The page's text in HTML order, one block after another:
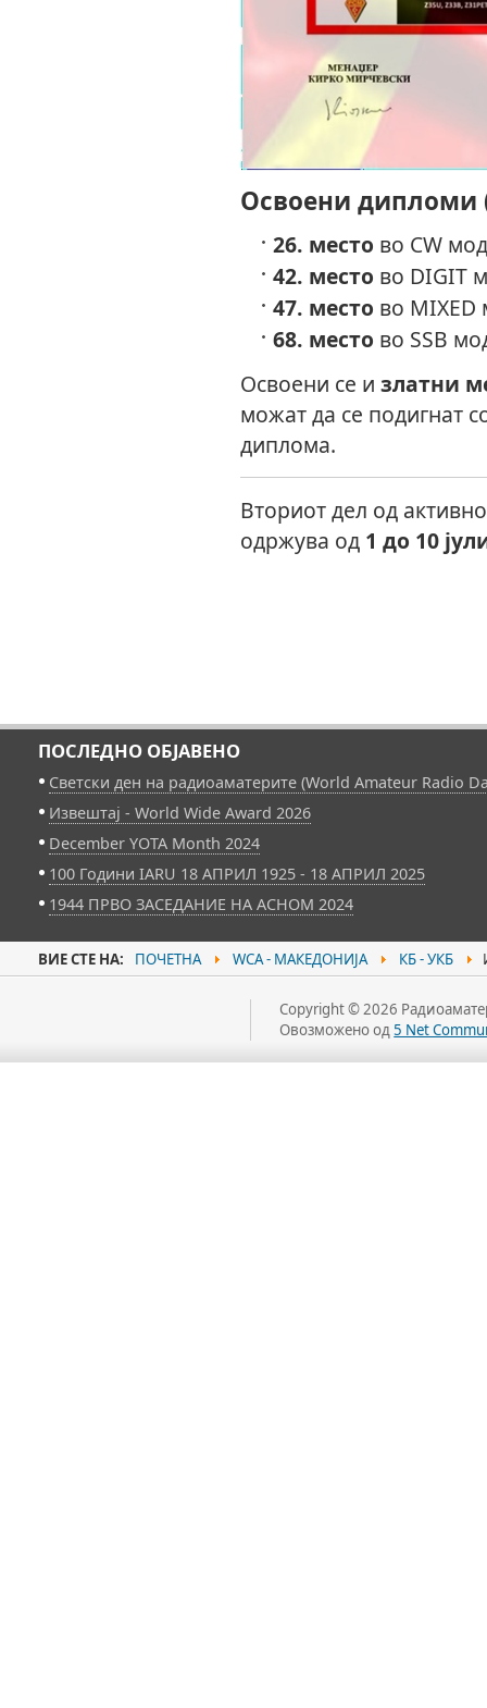
Освоени дипломи
26. место во CW
42. место во DIGIT
47. место во MIXED
68. место во SSB
Освоени се и златни
можат да се подигнат
диплома.
Вториот дел од
одржува од 1 до 10
ПОСЛЕДНО ОБЈАВЕНО
Светски ден на радиоаматерите (World Amateur Radio
Извештај - World Wide Award 2026
December YOTA Month 2024
100 Години IARU 18 АПРИЛ 1925 - 18 АПРИЛ 2025
1944 ПРВО ЗАСЕДАНИЕ НА АСНОМ 2024
ВИЕ СТЕ НА: ПОЧЕТНА WCA - МАКЕДОНИЈА КБ - УКБ
Copyright © 2026
Овозможено од5 Net